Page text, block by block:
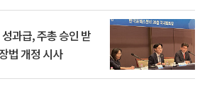
과급, 주총 승인 받
법 개정 시사